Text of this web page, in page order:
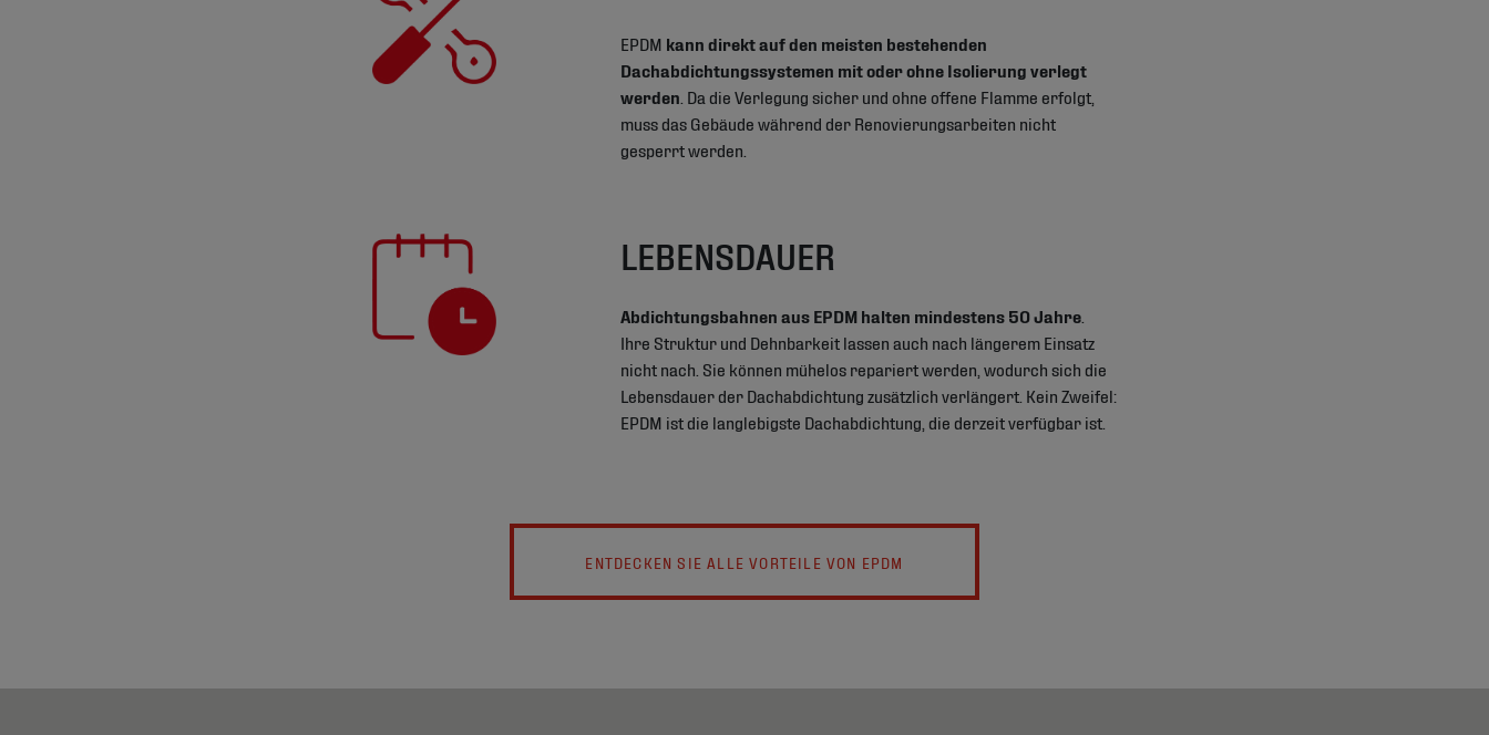
EPDM kann direkt auf den meisten bestehenden
Dachabdichtungssystemen mit oder ohne Isolierung verlegt
werden . Da die Verlegung sicher und ohne offene Flamme erfolgt,
muss das Gebäude während der Renovierungsarbeiten nicht
gesperrt werden.
LEBENSDAUER
Abdichtungsbahnen aus EPDM halten mindestens 50 Jahre
Ihre Struktur und Dehnbarkeit lassen auch nach längerem Einsatz
nicht nach. Sie können mühelos repariert werden, wodurch sich die
Lebensdauer der Dachabdichtung zusätzlich verlängert. Kein Zweifel:
EPDM ist die langlebigste Dachabdichtung, die derzeit verfügbar ist.
ENTDECKEN SIE ALLE VORTEILE VON EPDM